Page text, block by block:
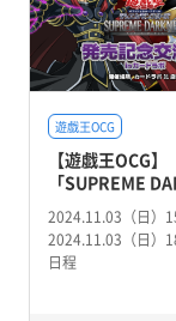
遊戯王OCG
【遊戯王OCG】
「SUPREME
2024.11.03（日）
2024.11.03（日）
日程